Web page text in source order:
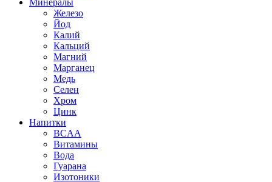
Железо
Йод
Калий
Кальций
Магний
Марганец
Медь
Селен
Хром
Цинк
Напитки
BCAA
Витамины
Вода
Гуарана
Изотоники